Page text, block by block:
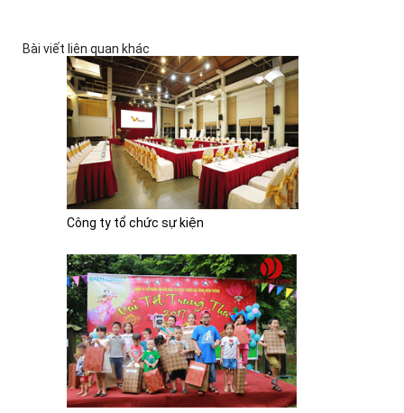
Bài viết liên quan khác
Công ty tổ chức sự kiện